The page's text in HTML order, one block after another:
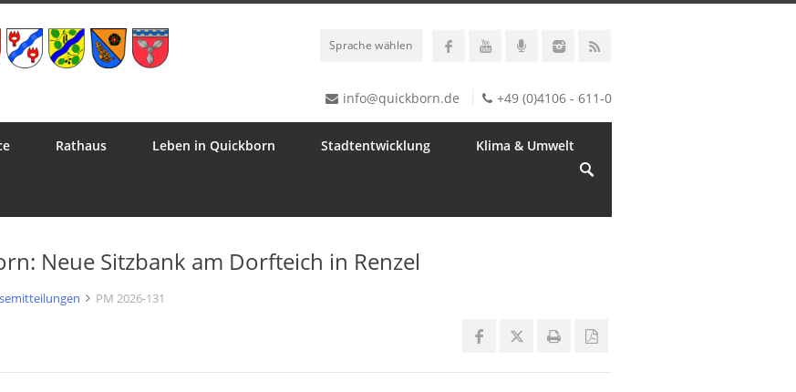
Sprache wählen
info@quickborn.de +49 (0)4106 - 611-0
Rathaus Leben in Quickborn Stadtentwicklung Klima & Umwelt
Neue Sitzbank am Dorfteich in Renzel
PM 2026-131